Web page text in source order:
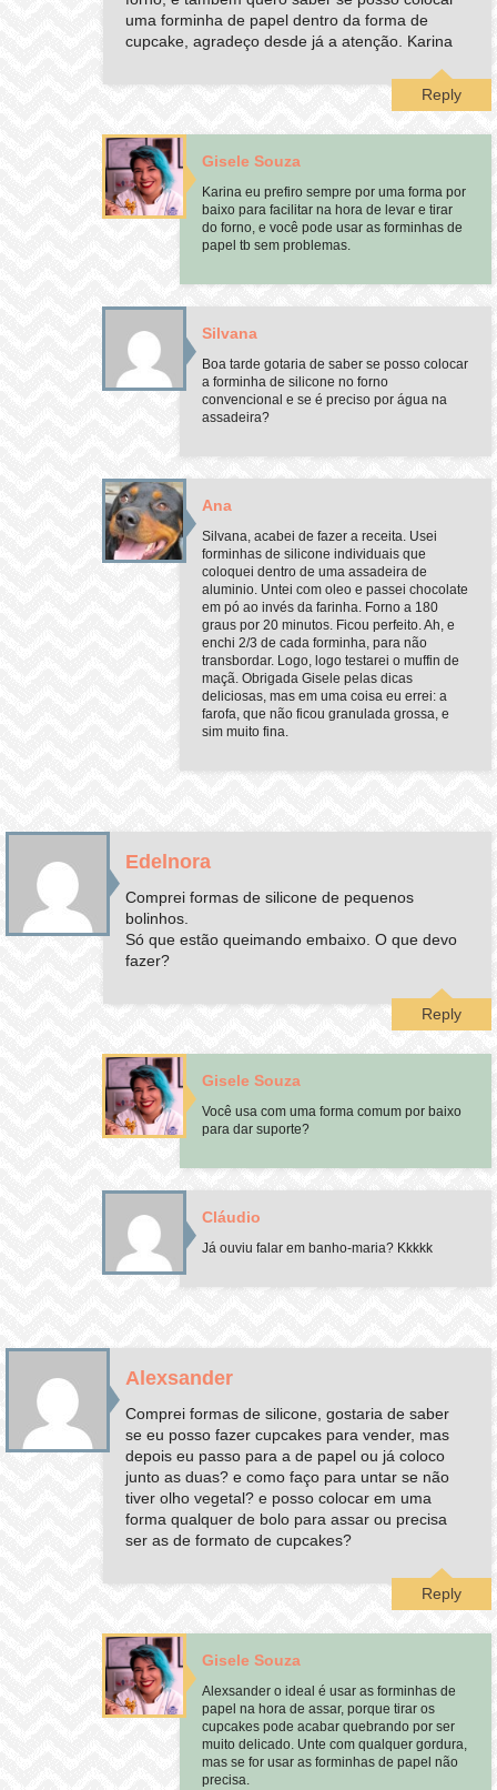
uma forminha de papel dentro da forma de
cupcake, agradeço desde já a atenção. Karina
Reply
Gisele Souza
Karina eu prefiro sempre por uma forma por
baixo para facilitar na hora de levar e tirar
do forno, e você pode usar as forminhas de
papel tb sem problemas.
Silvana
Boa tarde gotaria de saber se posso colocar
a forminha de silicone no forno
convencional e se é preciso por água na
assadeira?
Ana
Silvana, acabei de fazer a receita. Usei
forminhas de silicone individuais que
coloquei dentro de uma assadeira de
aluminio. Untei com oleo e passei chocolate
em pó ao invés da farinha. Forno a 180
graus por 20 minutos. Ficou perfeito. Ah, e
enchi 2/3 de cada forminha, para não
transbordar. Logo, logo testarei o muffin de
maçã. Obrigada Gisele pelas dicas
deliciosas, mas em uma coisa eu errei: a
farofa, que não ficou granulada grossa, e
sim muito fina.
Edelnora
Comprei formas de silicone de pequenos
bolinhos.
Só que estão queimando embaixo. O que devo
fazer?
Reply
Gisele Souza
Você usa com uma forma comum por baixo
para dar suporte?
Cláudio
Já ouviu falar em banho-maria? Kkkkk
Alexsander
Comprei formas de silicone, gostaria de saber
se eu posso fazer cupcakes para vender, mas
depois eu passo para a de papel ou já coloco
junto as duas? e como faço para untar se não
tiver olho vegetal? e posso colocar em uma
forma qualquer de bolo para assar ou precisa
ser as de formato de cupcakes?
Reply
Gisele Souza
Alexsander o ideal é usar as forminhas de
papel na hora de assar, porque tirar os
cupcakes pode acabar quebrando por ser
muito delicado. Unte com qualquer gordura,
mas se for usar as forminhas de papel não
precisa.